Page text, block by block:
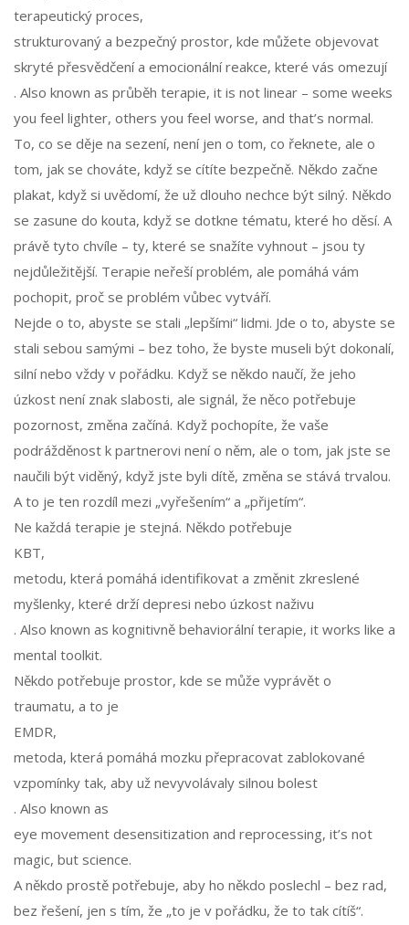
terapeutický proces,
strukturovaný a bezpečný prostor, kde můžete objevovat
skryté přesvědčení a emocionální reakce, které vás omezují
. Also known as průběh terapie, it is not linear – some weeks
you feel lighter, others you feel worse, and that’s normal.
To, co se děje na sezení, není jen o tom, co řeknete, ale o
tom, jak se chováte, když se cítíte bezpečně. Někdo začne
plakat, když si uvědomí, že už dlouho nechce být silný. Někdo
se zasune do kouta, když se dotkne tématu, které ho děsí. A
právě tyto chvíle – ty, které se snažíte vyhnout – jsou ty
nejdůležitější. Terapie neřeší problém, ale pomáhá vám
pochopit, proč se problém vůbec vytváří.
Nejde o to, abyste se stali „lepšími“ lidmi. Jde o to, abyste se
stali sebou samými – bez toho, že byste museli být dokonalí,
silní nebo vždy v pořádku. Když se někdo naučí, že jeho
úzkost není znak slabosti, ale signál, že něco potřebuje
pozornost, změna začíná. Když pochopíte, že vaše
podrážděnost k partnerovi není o něm, ale o tom, jak jste se
naučili být viděný, když jste byli dítě, změna se stává trvalou.
A to je ten rozdíl mezi „vyřešením“ a „přijetím“.
Ne každá terapie je stejná. Někdo potřebuje
KBT,
metodu, která pomáhá identifikovat a změnit zkreslené
myšlenky, které drží depresi nebo úzkost naživu
. Also known as kognitivně behaviorální terapie, it works like a
mental toolkit.
Někdo potřebuje prostor, kde se může vyprávět o
traumatu, a to je
EMDR,
metoda, která pomáhá mozku přepracovat zablokované
vzpomínky tak, aby už nevyvolávaly silnou bolest
. Also known as
eye movement desensitization and reprocessing, it’s not
magic, but science.
A někdo prostě potřebuje, aby ho někdo poslechl – bez rad,
bez řešení, jen s tím, že „to je v pořádku, že to tak cítíš“.